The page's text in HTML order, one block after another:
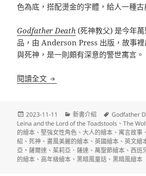
色為底，搭配燙金的字體，給人一種古
Godfather Death (死神教父) 是今年
品，由 Anderson Press 出版，故事
與死神，是一則頗有深意的警世寓言。
閱讀全文 Júlia Sardà 的三本暗黑風童
發
佈
日
期:
2023-11-11
分
類
新書介紹
標
籤
Godfather
Leina and the Lord of the Toadstools 、The
的繪本 、 堅強女性角色 、大人的繪本 、 寓言故事
紹 、死神 、畫風美麗的繪本 、英國繪本 、英文繪
亞・薩爾達 、茱莉亞．薩達 、萬聖節繪本 、西班
的繪本 、高年級繪本 、黑暗風童話 、黑暗風繪本